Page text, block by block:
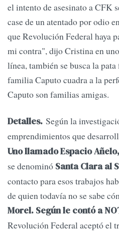
el intento de asesinato a CFK
case de un atentado por odio
que Revolución Federal haya
mi contra", dijo Cristina en
línea, también se bus­ca la
familia Caputo cuadra a la
Caputo son familias amigas.
Detalles. Según la
emprendimientos que
Uno llamado Espacio
se denominó Santa Clara al
contacto para esos trabajos
de quien todavía no se sabe
Morel. Según le contó a
Revolución Federal aceptó el